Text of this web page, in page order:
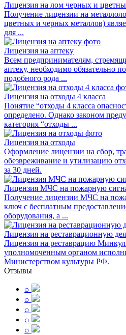
Лицензия на лом черных и
Получение лицензии на
цветных и черных металлов)
для ...
Лицензия на аптеку
Всем предпринимателям,
аптеку, необходимо обязательно
подобного рода ...
Лицензия на отходы 4 класса
Понятие “отходы 4 класса
определено. Однако законом
категория “отходы ...
Лицензия на отходы
Оформление лицензии на сбор,
обезвреживание и утилизацию
за 30 дней.
Лицензия МЧС на пожарную
Получение лицензии МЧС на
ключ с бесплатным
оборудования, а ...
Лицензия на реставрационную
Лицензия на реставрацию
уполномоченным органом
Министерством культуры РФ.
Отзывы
⌕
⌕
⌕
⌕
⌕